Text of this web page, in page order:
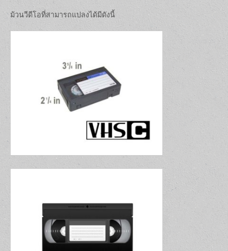
ม้วนวีดีโอที่สามารถแปลงได้มีดังนี้